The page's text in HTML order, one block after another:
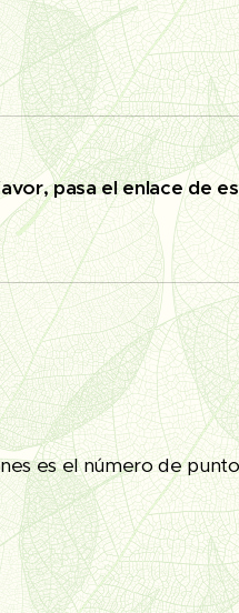
pasa el enlace de
es el número de